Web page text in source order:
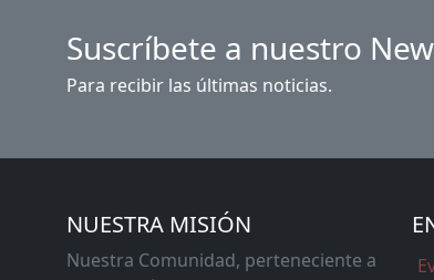
Suscríbete a nuestro
Para recibir las últimas noticias.
NUESTRA MISIÓN
Nuestra Comunidad, perteneciente a